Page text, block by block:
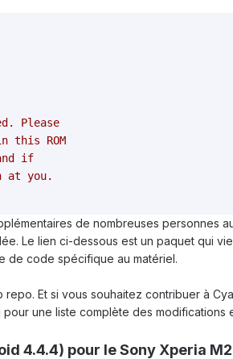
Please
this ROM
if
at you.
de nombreuses personnes
Le lien ci-dessous est un paquet qui
de code spécifique au matériel.
Et si vous souhaitez contribuer à
une liste complète des modifications
4.4.4) pour le Sony Xperia